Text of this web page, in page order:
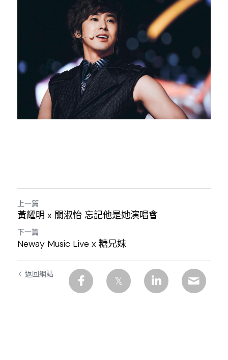
上一篇
黃耀明 x 關淑怡 忘記他是她演唱會
下一篇
Neway Music Live x 糖兄妹
返回網站